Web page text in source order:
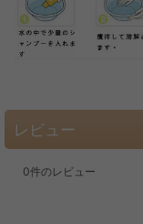
レビュー
0件のレビュー